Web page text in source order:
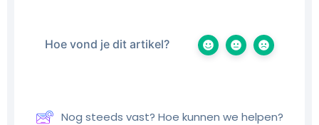
Hoe vond je dit artikel?
Nog steeds vast? Hoe kunnen we helpen?